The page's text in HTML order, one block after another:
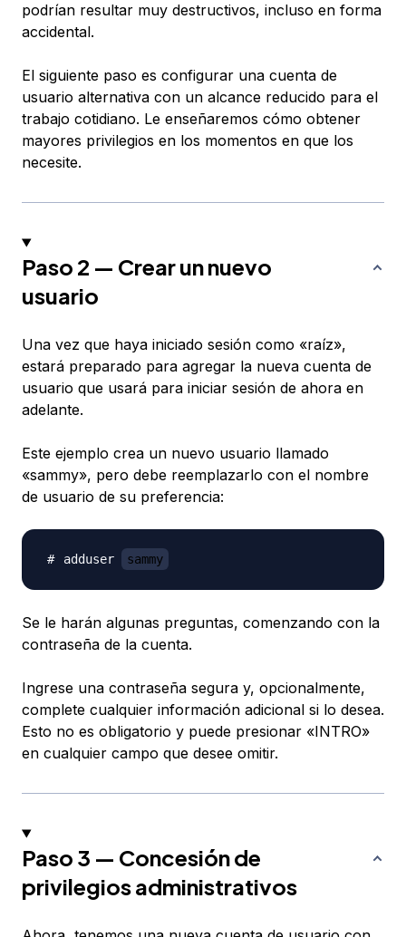
podrían resultar muy destructivos, incluso en forma
accidental.
El siguiente paso es configurar una cuenta de
usuario alternativa con un alcance reducido para el
trabajo cotidiano. Le enseñaremos cómo obtener
mayores privilegios en los momentos en que los
necesite.
Paso 2 — Crear un nuevo
usuario
Una vez que haya iniciado sesión como «raíz»,
estará preparado para agregar la nueva cuenta de
usuario que usará para iniciar sesión de ahora en
adelante.
Este ejemplo crea un nuevo usuario llamado
«sammy», pero debe reemplazarlo con el nombre
de usuario de su preferencia:
adduser sammy
Se le harán algunas preguntas, comenzando con la
contraseña de la cuenta.
Ingrese una contraseña segura y, opcionalmente,
complete cualquier información adicional si lo desea.
Esto no es obligatorio y puede presionar «INTRO»
en cualquier campo que desee omitir.
Paso 3 — Concesión de
privilegios administrativos